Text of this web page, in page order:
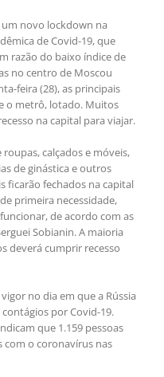
novo lockdown na
de Covid-19, que
razão do baixo índice de
no centro de Moscou
feira (28), as principais
o metrô, lotado. Muitos
na capital para viajar.
calçados e móveis,
de ginástica e outros
ficarão fechados na capital
primeira necessidade,
de acordo com as
Sobianin. A maioria
deverá cumprir recesso
no dia em que a Rússia
por Covid-19.
que 1.159 pessoas
com o coronavírus nas